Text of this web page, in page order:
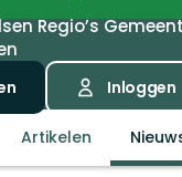
Regio’s
Inloggen
Artikelen